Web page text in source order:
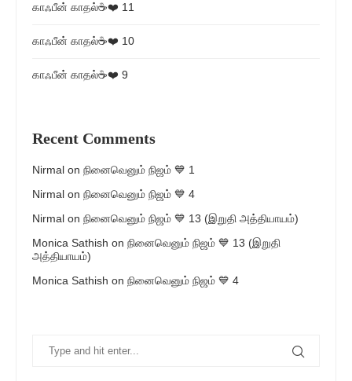
காஃபீன் காதல்☕❤️ 11
காஃபீன் காதல்☕❤️ 10
காஃபீன் காதல்☕❤️ 9
Recent Comments
Nirmal on நினைவெனும் நிஜம் 💙 1
Nirmal on நினைவெனும் நிஜம் 💙 4
Nirmal on நினைவெனும் நிஜம் 💙 13 (இறுதி அத்தியாயம்)
Monica Sathish on நினைவெனும் நிஜம் 💙 13 (இறுதி
அத்தியாயம்)
Monica Sathish on நினைவெனும் நிஜம் 💙 4